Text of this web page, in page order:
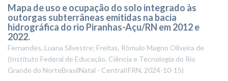
Mapa de uso e ocupação do solo integrado às
outorgas subterrâneas emitidas na bacia
hidrográfica do rio Piranhas-Açu/RN em 2012 e
2022.
Fernandes, Luana Silvestre; Freitas, Rômulo Magno Oliveira de
(Instituto Federal de Educação, Ciência e Tecnologia do Rio
Grande do NorteBrasilNatal - CentralIFRN, 2024-10-15)